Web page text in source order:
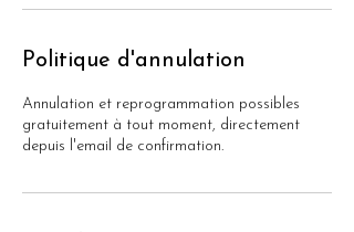
Politique d'annulation
Annulation et reprogrammation possibles
gratuitement à tout moment, directement
depuis l'email de confirmation.